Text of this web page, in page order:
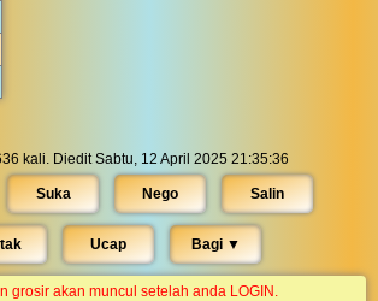
kali. Diedit Sabtu, 12 April 2025 21:35:36
Suka Nego Salin
Ucap Bagi ▼︎
grosir akan muncul setelah anda LOGIN.